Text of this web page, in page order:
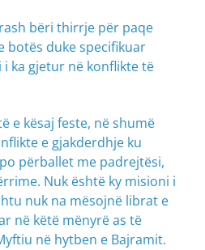
bëri thirrje për paqe
botës duke specifikuar
ka gjetur në konflikte të
e kësaj feste, në shumë
e gjakderdhje ku
përballet me padrejtësi,
Nuk është ky misioni i
nuk na mësojnë librat e
në këtë mënyrë as të
në hytben e Bajramit.